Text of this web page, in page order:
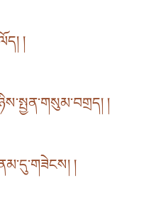
།
།
།